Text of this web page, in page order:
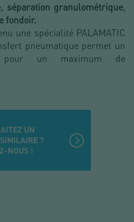
séparation granulométrique,
fondoir.
une spécialité PALAMATIC
pneumatique permet un
pour un maximum de
UN
?
NOUS !